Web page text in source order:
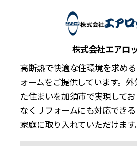
株式会社エアロ
高断熱で快適な住環境を求め
ォームをご提供しています。
た住まいを加須市で実現して
なくリフォームにも対応でき
家庭に取り入れていただけます。